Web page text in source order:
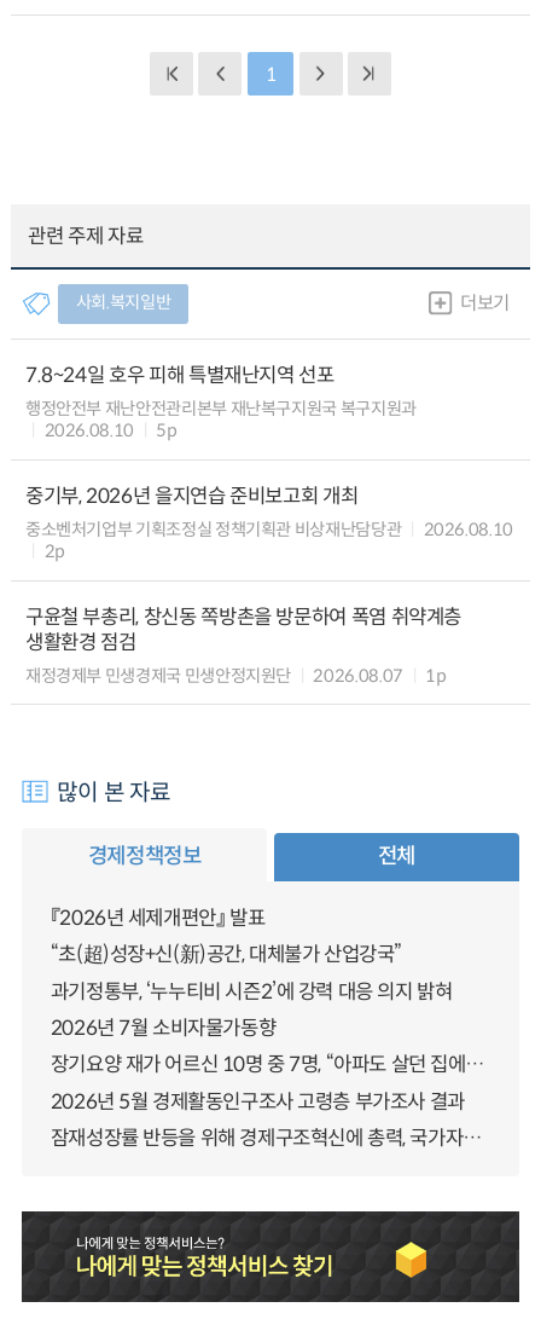
1
관련 주제 자료
사회.복지일반 더보기
7.8~24일 호우 피해 특별재난지역 선포
행정안전부 재난안전관리본부 재난복구지원국 복구지원과
2026.08.10
5p
중기부, 2026년 을지연습 준비보고회 개최
중소벤처기업부 기획조정실 정책기획관 비상재난담당관
2026.08.10
2p
구윤철 부총리, 창신동 쪽방촌을 방문하여 폭염 취약계층
생활환경 점검
재정경제부 민생경제국 민생안정지원단 2026.08.07 1p
많이 본 자료
경제정책정보 전체
『2026년 세제개편안』 발표
“초(超)성장+신(新)공간, 대체불가 산업강국”
과기정통부, ‘누누티비 시즌2’에 강력 대응 의지 밝혀
2026년 7월 소비자물가동향
장기요양 재가 어르신 10명 중 7명, “아파도 살던 집에서 살겠다” 「2025년 장기요양실태조사」 결과 발표
2026년 5월 경제활동인구조사 고령층 부가조사 결과
잠재성장률 반등을 위해 경제구조혁신에 총력, 국가자산 관리체계 대전환